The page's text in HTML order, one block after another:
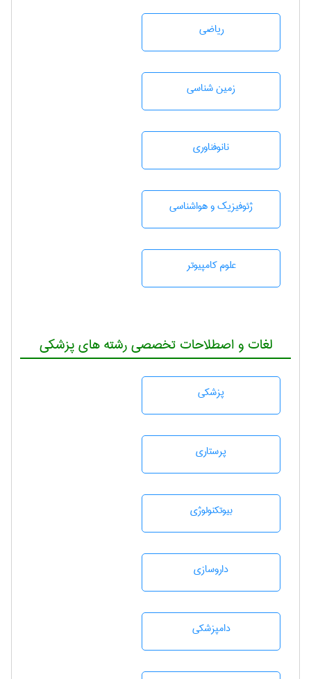
رياضی
زمين شناسی
نانوفناوری
ژئوفيزيك و هواشناسی
علوم کامپیوتر
لغات و اصطلاحات تخصصی رشته های پزشکی
پزشكی
پرستاری
بيوتكنولوژی
داروسازی
دامپزشكی